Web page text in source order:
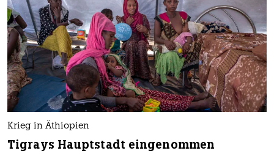
Krieg in Äthiopien
Tigrays Hauptstadt eingenommen